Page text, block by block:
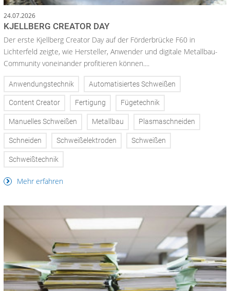
24.07.2026
KJELLBERG CREATOR DAY
Der erste Kjellberg Creator Day auf der Förderbrücke F60 in
Lichterfeld zeigte, wie Hersteller, Anwender und digitale Metallbau-
Community voneinander profitieren können....
Anwendungstechnik Automatisiertes Schweißen
Content Creator Fertigung Fügetechnik
Manuelles Schweißen Metallbau Plasmaschneiden
Schneiden Schweißelektroden Schweißen
Schweißtechnik
Mehr erfahren